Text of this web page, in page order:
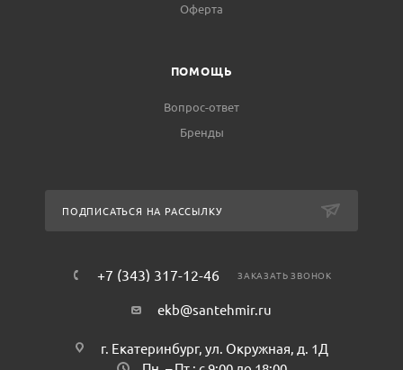
Оферта
ПОМОЩЬ
Вопрос-ответ
Бренды
ПОДПИСАТЬСЯ НА РАССЫЛКУ
+7 (343) 317-12-46 ЗАКАЗАТЬ ЗВОНОК
ekb@santehmir.ru
г. Екатеринбург, ул. Окружная, д. 1Д